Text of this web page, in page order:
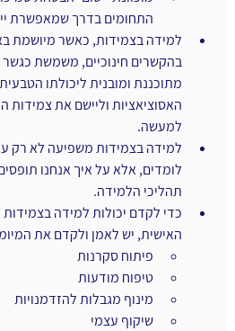
התחומים בדרך שמאפשרת
למידה בצמידות, כאשר מיושמת
בהקשרים חינוכיים, משמשת כגשר
מתוכננת ומובנית ליכולתו
האסוציאציות וליישם את צמידות
למעשה.
למידה בצמידות משפיעה לא רק
לומדים, אלא על איך אנחנו
תהליכי הלמידה.
כדי לקדם יכולות למידה
האישית, יש לאמן ולקדם את
פיתוח סקרנות
טיפוח מודעות
מינוף מגבלות להזדמנויות
שיקוף עצמי